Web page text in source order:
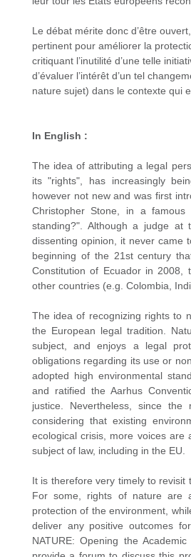
Le débat mérite donc d’être
pertinent pour améliorer la
critiquant l’inutilité d’une telle
d’évaluer l’intérêt d’un tel
nature sujet) dans le contexte qui
In English :
The idea of attributing a legal
its "rights", has increasingly
however not new and was first
Christopher Stone, in a famous
standing?". Although a judge
dissenting opinion, it never came
beginning of the 21st century
Constitution of Ecuador in 2008,
other countries (e.g. Colombia,
The idea of recognizing rights to
the European legal tradition.
subject, and enjoys a legal
obligations regarding its use or
adopted high environmental
and ratified the Aarhus
justice. Nevertheless, since
considering that existing
ecological crisis, more voices
subject of law, including in the EU.
It is therefore very timely to
For some, rights of nature are
protection of the environment,
deliver any positive outcomes
NATURE: Opening the